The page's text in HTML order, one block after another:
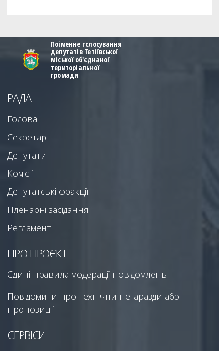
Поіменне голосування
депутатів Тетіївської
міської об'єднаної
територіальної
громади
РАДА
Голова
Секретар
Депутати
Комісії
Депутатські фракції
Пленарні засідання
Регламент
ПРО ПРОЄКТ
Єдині правила модерації повідомлень
Повідомити про технічни негаразди або
пропозиції
СЕРВІСИ